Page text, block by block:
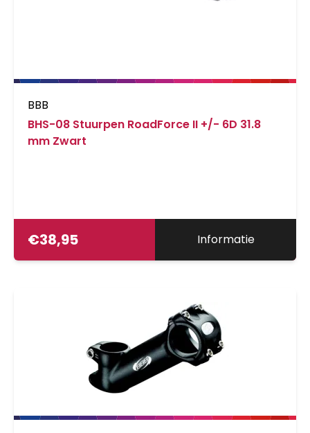
BBB
BHS-08 Stuurpen RoadForce II +/- 6D 31.8
mm Zwart
€38,95 Informatie